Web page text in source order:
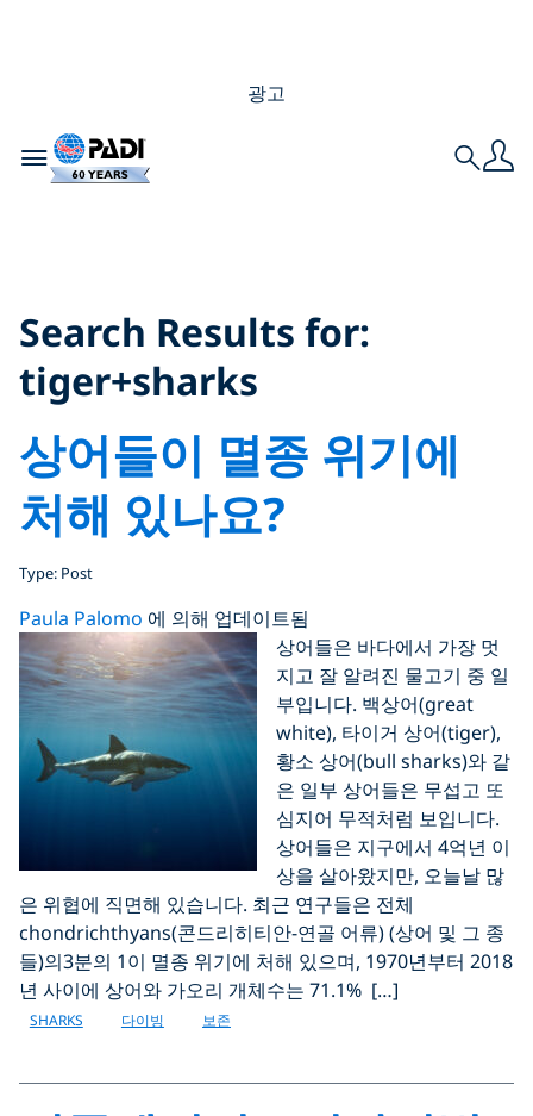
광고
Toggle navigation Search
Search Results for:
tiger+sharks
상어들이 멸종 위기에
처해 있나요?
Type: Post
Paula Palomo 에 의해 업데이트됨
상어들은 바다에서 가장 멋
지고 잘 알려진 물고기 중 일
부입니다. 백상어(great
white), 타이거 상어(tiger),
황소 상어(bull sharks)와 같
은 일부 상어들은 무섭고 또
심지어 무적처럼 보입니다.
상어들은 지구에서 4억년 이
상을 살아왔지만, 오늘날 많
은 위협에 직면해 있습니다. 최근 연구들은 전체
chondrichthyans(콘드리히티안-연골 어류) (상어 및 그 종
들)의3분의 1이 멸종 ​​위기에 처해 있으며, 1970년부터 2018
년 사이에 상어와 가오리 개체수는 71.1% […]
SHARKS 다이빙 보존